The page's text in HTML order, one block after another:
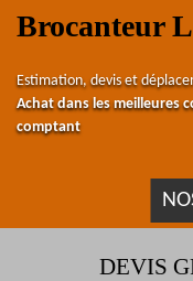
Brocanteur
Estimation, devis et
Achat dans les meilleures
comptant
DEVIS